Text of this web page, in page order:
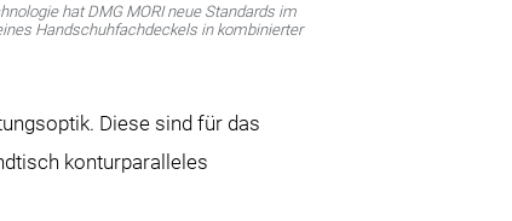
hat DMG MORI neue Standards im
Handschuhfachdeckels in kombinierter
Diese sind für das
konturparalleles